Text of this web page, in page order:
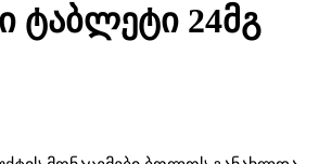
ტაბლეტი 24მგ